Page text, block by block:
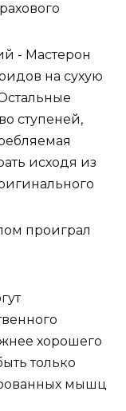
- Мастерон
на сухую
ступеней,
исходя из
проиграл
хорошего
только
мышц